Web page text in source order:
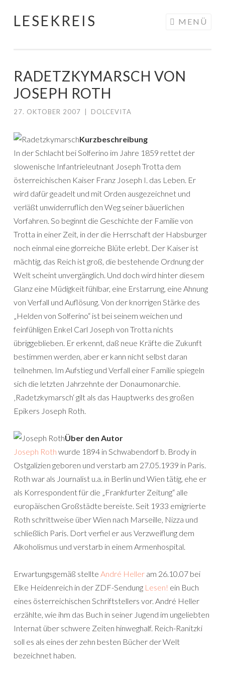
Springe
LESEKREIS MENÜ
RADETZKYMARSCH VON
JOSEPH ROTH
27. OKTOBER 2007 DOLCEVITA
Kurzbeschreibung
In der Schlacht bei Solferino im Jahre 1859 rettet der
slowenische Infantrieleutnant Joseph Trotta dem
österreichischen Kaiser Franz Joseph I. das Leben. Er
wird dafür geadelt und mit Orden ausgezeichnet und
verläßt unwiderruflich den Weg seiner bäuerlichen
Vorfahren. So beginnt die Geschichte der Familie von
Trotta in einer Zeit, in der die Herrschaft der Habsburger
noch einmal eine glorreiche Blüte erlebt. Der Kaiser ist
mächtig, das Reich ist groß, die bestehende Ordnung der
Welt scheint unvergänglich. Und doch wird hinter diesem
Glanz eine Müdigkeit fühlbar, eine Erstarrung, eine Ahnung
von Verfall und Auflösung. Von der knorrigen Stärke des
„Helden von Solferino“ ist bei seinem weichen und
feinfühligen Enkel Carl Joseph von Trotta nichts
übriggeblieben. Er erkennt, daß neue Kräfte die Zukunft
bestimmen werden, aber er kann nicht selbst daran
teilnehmen. Im Aufstieg und Verfall einer Familie spiegeln
sich die letzten Jahrzehnte der Donaumonarchie.
‚Radetzkymarsch‘ gilt als das Hauptwerks des großen
Epikers Joseph Roth.
Über den Autor
Joseph Roth wurde 1894 in Schwabendorf b. Brody in
Ostgalizien geboren und verstarb am 27.05.1939 in Paris.
Roth war als Journalist u.a. in Berlin und Wien tätig, ehe er
als Korrespondent für die „Frankfurter Zeitung“ alle
europäischen Großstädte bereiste. Seit 1933 emigrierte
Roth schrittweise über Wien nach Marseille, Nizza und
schließlich Paris. Dort verfiel er aus Verzweiflung dem
Alkoholismus und verstarb in einem Armenhospital.
Erwartungsgemäß stellte André Heller am 26.10.07 bei
Elke Heidenreich in der ZDF-Sendung Lesen! ein Buch
eines österreichischen Schriftstellers vor. André Heller
erzählte, wie ihm das Buch in seiner Jugend im ungeliebten
Internat über schwere Zeiten hinweghalf. Reich-Ranitzki
soll es als eines der zehn besten Bücher der Welt
bezeichnet haben.